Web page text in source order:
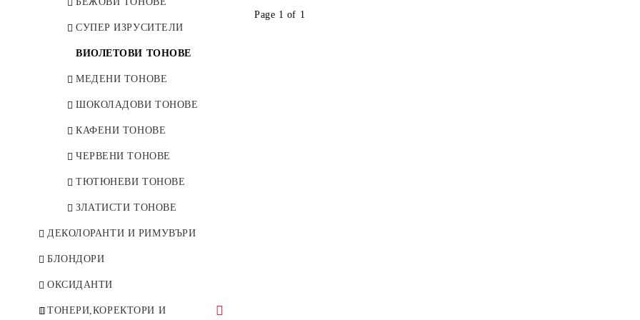
МЕДЕНИ ТОНОВЕ
ИНТЕНЗИВНИ ТОНОВЕ
КЕХЛИБАРЕНИ ТОНОВЕ
ЗЛАТИСТИ ТОНОВЕ
УЛТРА СУПЕР
СУПЕР ИЗРУСИТЕЛИ
ВИОЛЕТОВИ ТОНОВЕ
МЕДЕНИ ТОНОВЕ
ШОКОЛАДОВИ ТОНОВЕ
КАФЕНИ ТОНОВЕ
ЧЕРВЕНИ ТОНОВЕ
ТЮТЮНЕВИ ТОНОВЕ
ЗЛАТИСТИ ТОНОВЕ
ДЕКОЛОРАНТИ И РИМУВЪРИ
БЛОНДОРИ
ОКСИДАНТИ
ТОНЕРИ,КОРЕКТОРИ И
Page 1 of 1